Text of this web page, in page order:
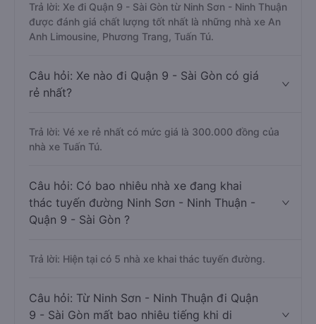
Trả lời: Xe đi Quận 9 - Sài Gòn từ Ninh Sơn - Ninh Thuận
được đánh giá chất lượng tốt nhất là những nhà xe An
Anh Limousine, Phương Trang, Tuấn Tú.
Câu hỏi: Xe nào đi Quận 9 - Sài Gòn có giá
rẻ nhất?
Trả lời: Vé xe rẻ nhất có mức giá là 300.000 đồng của
nhà xe Tuấn Tú.
Câu hỏi: Có bao nhiêu nhà xe đang khai
thác tuyến đường Ninh Sơn - Ninh Thuận -
Quận 9 - Sài Gòn ?
Trả lời: Hiện tại có 5 nhà xe khai thác tuyến đường.
Câu hỏi: Từ Ninh Sơn - Ninh Thuận đi Quận
9 - Sài Gòn mất bao nhiêu tiếng khi di